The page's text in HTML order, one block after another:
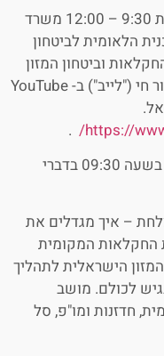
ביום שני הבא (ב-12 במאי), בין השעות 9:30 – 12:00 משרד
הלאומית לביטחון
וביטחון המזון
הח"כ, אבי דיכטר. כולם מוזמנים לשידור חי ("לייב") ב- YouTube
https://
.
מצ"ב סדר היום של המפגש שיחל בשעה 09:30 בדברי
– איך מגדלים את
החקלאות המקומית
הישראלית לתהליך
לכולם. מושב
חדזנות ומו"פ, סל